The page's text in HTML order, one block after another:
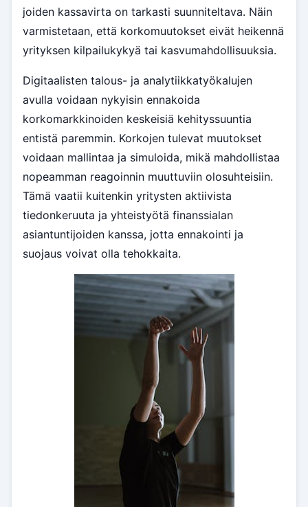
joiden kassavirta on tarkasti suunniteltava. Näin
varmistetaan, että korkomuutokset eivät heikennä
yrityksen kilpailukykyä tai kasvumahdollisuuksia.
Digitaalisten talous- ja analytiikkatyökalujen
avulla voidaan nykyisin ennakoida
korkomarkkinoiden keskeisiä kehityssuuntia
entistä paremmin. Korkojen tulevat muutokset
voidaan mallintaa ja simuloida, mikä mahdollistaa
nopeamman reagoinnin muuttuviin olosuhteisiin.
Tämä vaatii kuitenkin yritysten aktiivista
tiedonkeruuta ja yhteistyötä finanssialan
asiantuntijoiden kanssa, jotta ennakointi ja
suojaus voivat olla tehokkaita.